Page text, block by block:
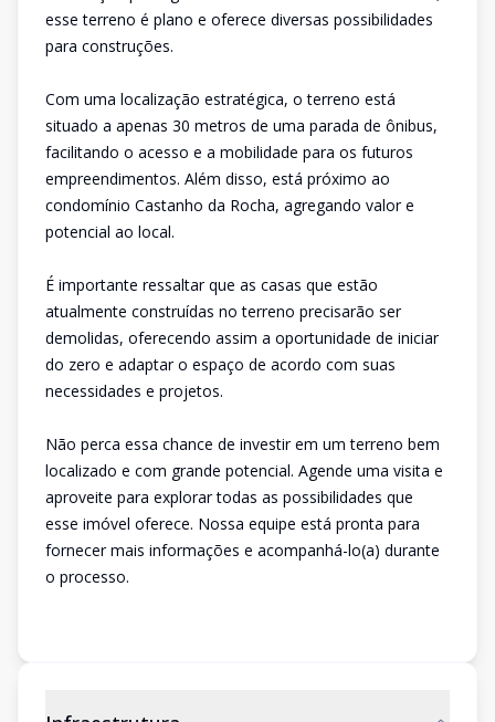
esse terreno é plano e oferece diversas possibilidades
para construções.
Com uma localização estratégica, o terreno está
situado a apenas 30 metros de uma parada de ônibus,
facilitando o acesso e a mobilidade para os futuros
empreendimentos. Além disso, está próximo ao
condomínio Castanho da Rocha, agregando valor e
potencial ao local.
É importante ressaltar que as casas que estão
atualmente construídas no terreno precisarão ser
demolidas, oferecendo assim a oportunidade de iniciar
do zero e adaptar o espaço de acordo com suas
necessidades e projetos.
Não perca essa chance de investir em um terreno bem
localizado e com grande potencial. Agende uma visita e
aproveite para explorar todas as possibilidades que
esse imóvel oferece. Nossa equipe está pronta para
fornecer mais informações e acompanhá-lo(a) durante
o processo.